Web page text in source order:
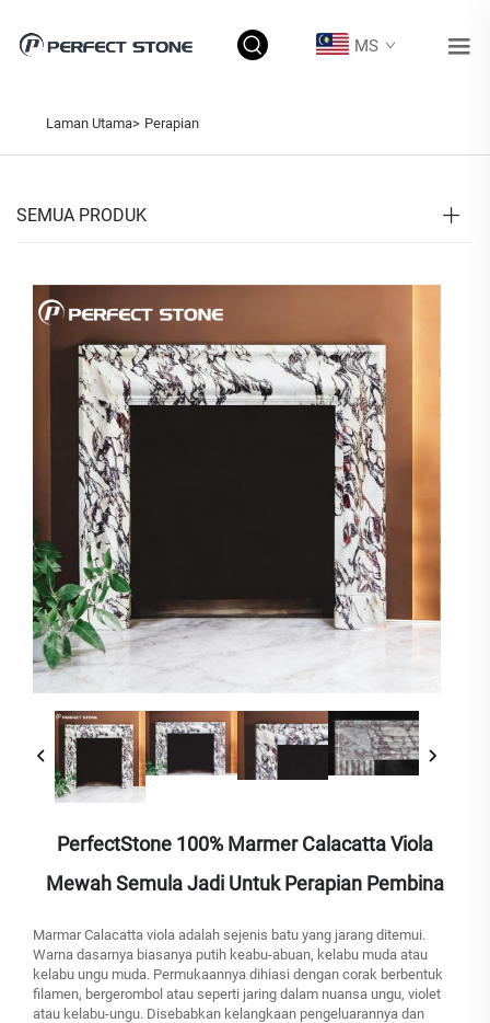
MS
Laman Utama> Perapian
SEMUA PRODUK
PerfectStone 100% Marmer Calacatta Viola
Mewah Semula Jadi Untuk Perapian Pembina
Marmar Calacatta viola adalah sejenis batu yang jarang ditemui.
Warna dasarnya biasanya putih keabu-abuan, kelabu muda atau
kelabu ungu muda. Permukaannya dihiasi dengan corak berbentuk
filamen, bergerombol atau seperti jaring dalam nuansa ungu, violet
atau kelabu-ungu. Disebabkan kelangkaan pengeluarannya dan